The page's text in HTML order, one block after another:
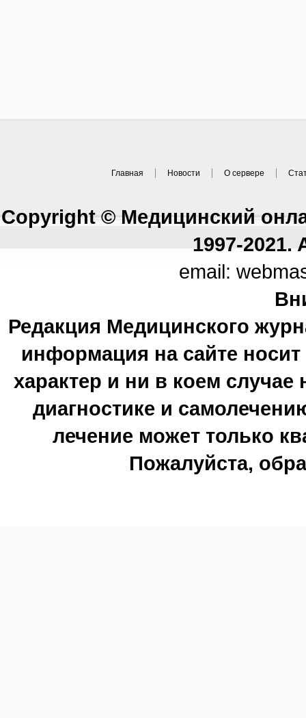
Главная Новости О сервере
Copyright © Медицинский
1997-2021.
email:
Редакция Медицинского
информация на сайте
характер и ни в коем
диагностике и
лечение может только
Пожалуйста,